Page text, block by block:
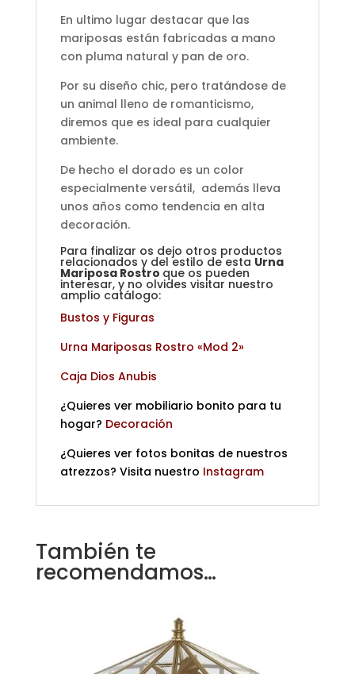
En ultimo lugar destacar que las
mariposas están fabricadas a mano
con pluma natural y pan de oro.
Por su diseño chic, pero tratándose de
un animal lleno de romanticismo,
diremos que es ideal para cualquier
ambiente.
De hecho el dorado es un color
especialmente versátil, además lleva
unos años como tendencia en alta
decoración.
Para finalizar os dejo otros productos
relacionados y del estilo de esta Urna
Mariposa Rostro que os pueden
interesar, y no olvides visitar nuestro
amplio catálogo:
Bustos y Figuras
Urna Mariposas Rostro «Mod 2»
Caja Dios Anubis
¿Quieres ver mobiliario bonito para tu
hogar? Decoración
¿Quieres ver fotos bonitas de nuestros
atrezzos? Visita nuestro Instagram
También te
recomendamos…